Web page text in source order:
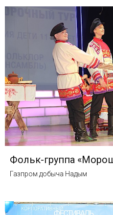
Фольк-группа
Газпром добыча Надым